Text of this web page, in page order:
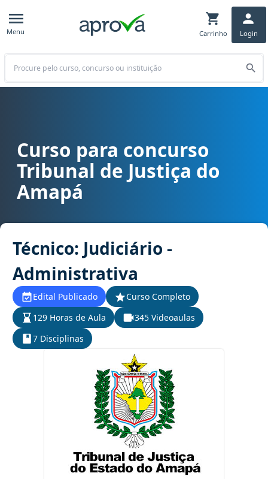
Menu Carrinho Login
Buscar
Curso para concurso TJ AP - Tribunal de Justiça do Amapá cargo
Curso para concurso
Tribunal de Justiça do
Amapá
Técnico: Judiciário -
Administrativa
Edital Publicado
Curso Completo
129 Horas de Aula
345 Videoaulas
7 Disciplinas